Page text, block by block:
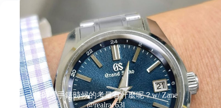
律師選手錶時候的考量有什麼呢？w/ Zane
@realrac63l